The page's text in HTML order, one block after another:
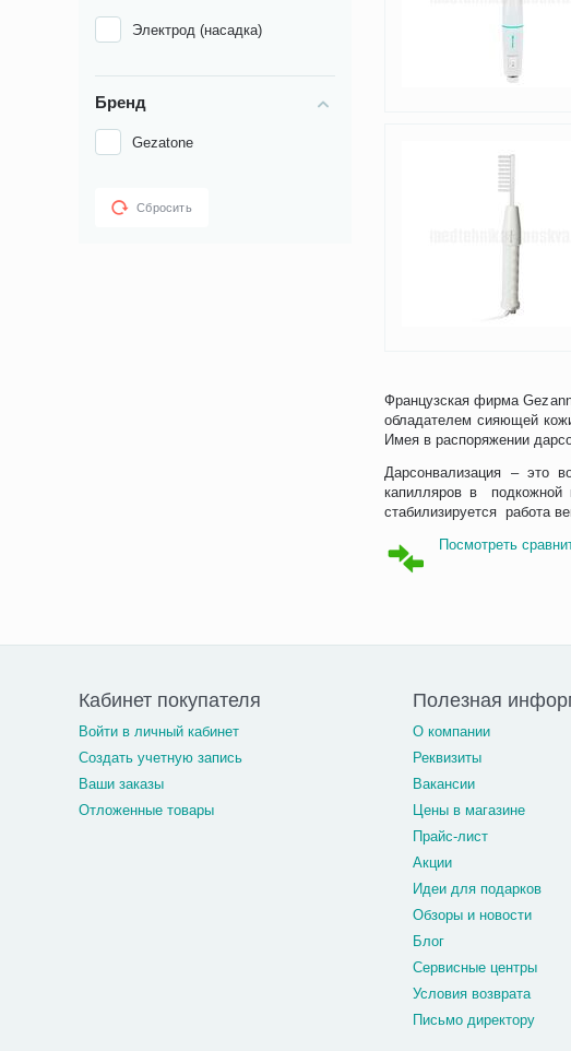
Французская фирма
обладателем сияющей
Имея в распоряжении
Дарсонвализация – это
капилляров в подкожной
стабилизируется работа
Посмотреть
Электрод (насадка)
Бренд
Gezatone
Сбросить
Кабинет покупателя
Войти в личный кабинет
Создать учетную запись
Ваши заказы
Отложенные товары
Полезная
О компании
Реквизиты
Вакансии
Цены в магазине
Прайс-лист
Акции
Идеи для подарков
Обзоры и новости
Блог
Сервисные центры
Условия возврата
Письмо директору